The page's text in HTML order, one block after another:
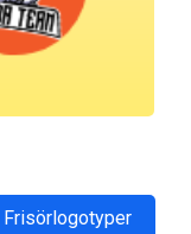
Frisörlogotyper